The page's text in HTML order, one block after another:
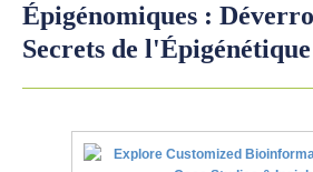
Épigénomiques :
Secrets de l'Épigénétique